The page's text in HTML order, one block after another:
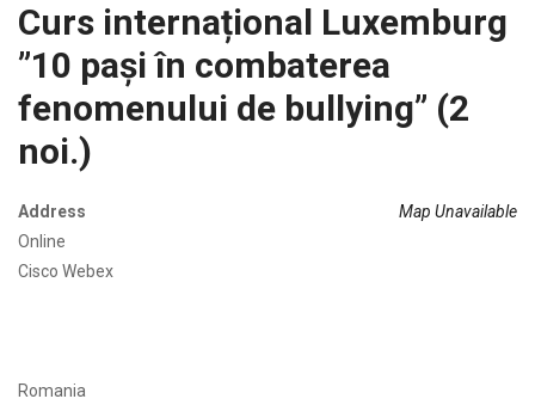
Curs internațional Luxemburg
”10 pași în combaterea
fenomenului de bullying” (2
noi.)
Map Unavailable
Address
Online
Cisco Webex
Romania